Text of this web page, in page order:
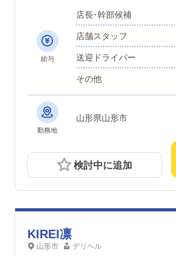
給与
店長･幹部候補
店舗スタッフ
送迎ドライバー
その他
勤務地
山形県山形市
検討中に追加
KIREI凛
山形市 デリヘル